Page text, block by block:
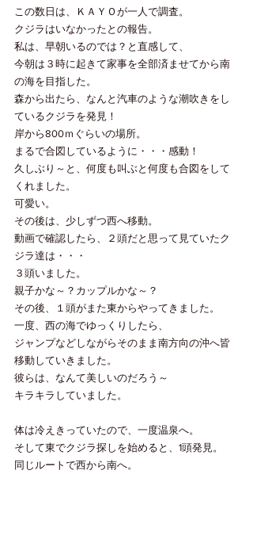
この数日は、ＫＡＹＯが一人で調査。
クジラはいなかったとの報告。
私は、早朝いるのでは？と直感して、
今朝は３時に起きて家事を全部済ませてから南
の海を目指した。
森から出たら、なんと汽車のような潮吹きをし
ているクジラを発見！
岸から800ｍぐらいの場所。
まるで合図しているように・・・感動！
久しぶり～と、何度も叫ぶと何度も合図をして
くれました。
可愛い。
その後は、少しずつ西へ移動。
動画で確認したら、２頭だと思って見ていたク
ジラ達は・・・
３頭いました。
親子かな～？カップルかな～？
その後、１頭がまた東からやってきました。
一度、西の海でゆっくりしたら、
ジャンプなどしながらそのまま南方向の沖へ皆
移動していきました。
彼らは、なんて美しいのだろう～
キラキラしていました。
体は冷えきっていたので、一度温泉へ。
そして東でクジラ探しを始めると、1頭発見。
同じルートで西から南へ。